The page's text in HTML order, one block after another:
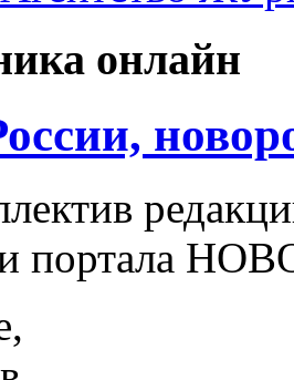
онлайн
и портала